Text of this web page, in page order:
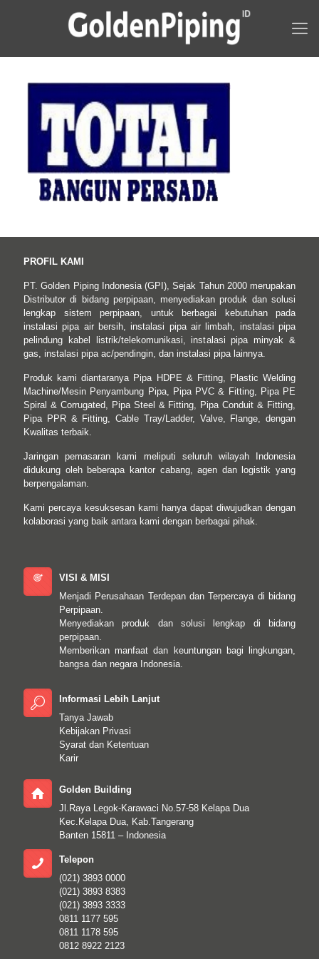
PROFIL KAMI
PT. Golden Piping Indonesia (GPI), Sejak Tahun 2000 merupakan
Distributor di bidang perpipaan, menyediakan produk dan solusi
lengkap sistem perpipaan, untuk berbagai kebutuhan pada
instalasi pipa air bersih, instalasi pipa air limbah, instalasi pipa
pelindung kabel listrik/telekomunikasi, instalasi pipa minyak &
gas, instalasi pipa ac/pendingin, dan instalasi pipa lainnya.
Produk kami diantaranya Pipa HDPE & Fitting, Plastic Welding
Machine/Mesin Penyambung Pipa, Pipa PVC & Fitting, Pipa PE
Spiral & Corrugated, Pipa Steel & Fitting, Pipa Conduit & Fitting,
Pipa PPR & Fitting, Cable Tray/Ladder, Valve, Flange, dengan
Kwalitas terbaik.
Jaringan pemasaran kami meliputi seluruh wilayah Indonesia
didukung oleh beberapa kantor cabang, agen dan logistik yang
berpengalaman.
Kami percaya kesuksesan kami hanya dapat diwujudkan dengan
kolaborasi yang baik antara kami dengan berbagai pihak.
VISI & MISI
Menjadi Perusahaan Terdepan dan Terpercaya di bidang
Perpipaan.
Menyediakan produk dan solusi lengkap di bidang
perpipaan.
Memberikan manfaat dan keuntungan bagi lingkungan,
bangsa dan negara Indonesia.
Informasi Lebih Lanjut
Tanya Jawab
Kebijakan Privasi
Syarat dan Ketentuan
Karir
Golden Building
Jl.Raya Legok-Karawaci No.57-58 Kelapa Dua
Kec.Kelapa Dua, Kab.Tangerang
Banten 15811 – Indonesia
Telepon
(021) 3893 0000
(021) 3893 8383
(021) 3893 3333
0811 1177 595
0811 1178 595
0812 8922 2123